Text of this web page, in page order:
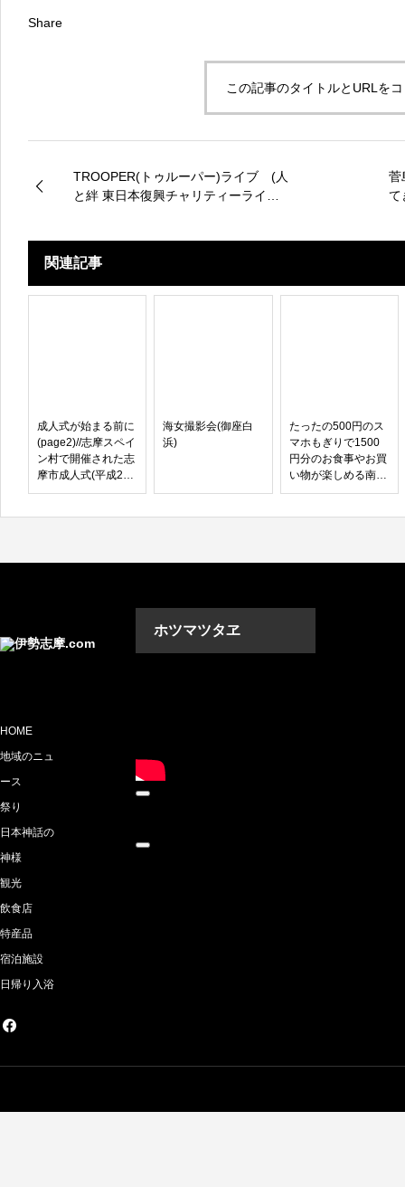
Share
この記事のタイトルとURLを
TROOPER(トゥルーパー)ライブ (人
と絆 東日本復興チャリティーライブ
菅
て
関連記事
成人式が始まる前に
(page2)//志摩スペイ
ン村で開催された志
摩市成人式(平成25
年度)
海女撮影会(御座白
浜)
たったの500円のス
マホもぎりで1500
円分のお食事やお買
い物が楽しめる南伊
勢イベント
ホツマツタヱ
HOME
地域のニュ
ース
祭り
日本神話の
神様
観光
飲食店
特産品
宿泊施設
日帰り入浴